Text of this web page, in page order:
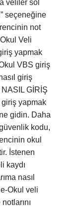
veliler sol
seçeneğine
not
Veli
yapmak
VBS giriş
giriş
NASIL GİRİŞ
giriş yapmak
gidin. Daha
kodu,
okul
İstenen
kaydı
nasıl
Okul veli